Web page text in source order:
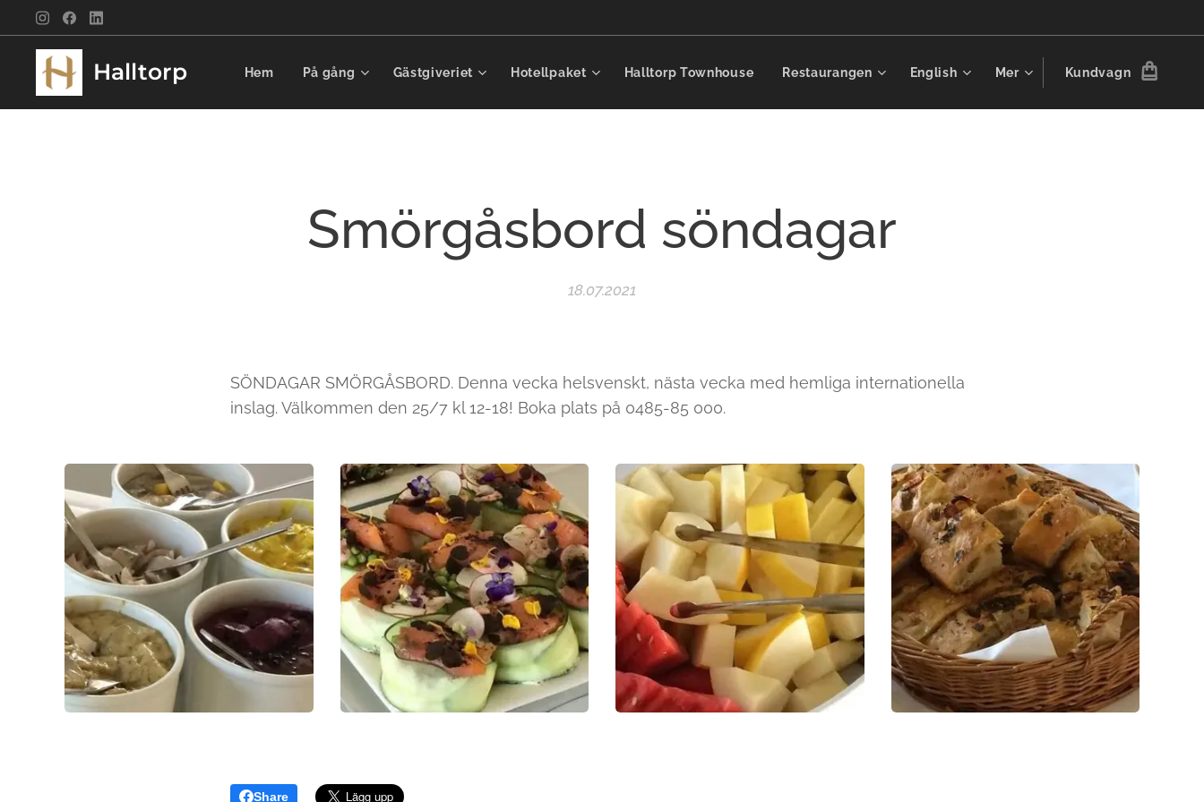
Halltorp Hem På gång Gästgiveriet Hotellpaket Halltorp Townhouse Restaurangen English Mer Kundvagn
Smörgåsbord söndagar
18.07.2021
SÖNDAGAR SMÖRGÅSBORD. Denna vecka helsvenskt, nästa vecka med hemliga internationella
inslag. Välkommen den 25/7 kl 12-18! Boka plats på 0485-85 000.
Share